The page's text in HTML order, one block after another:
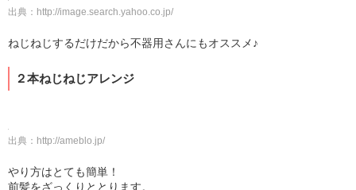
出典： http://image.search.yahoo.co.jp/
ねじねじするだけだから不器用さんにもオススメ♪
２本ねじねじアレンジ
出典： http://ameblo.jp/
やり方はとても簡単！
前髪をざっくりととります。